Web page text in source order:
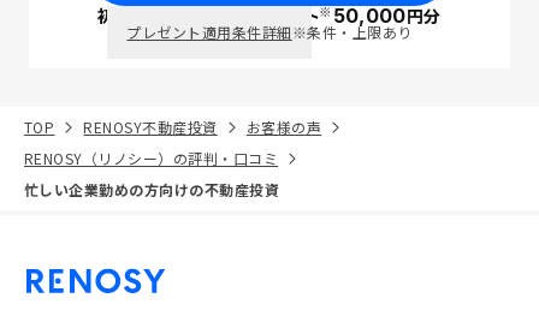
初回面談で ポイント※50,000円分
プレゼント適用条件詳細※条件・上限あり
TOP RENOSY不動産投資
お客様の声
RENOSY（リノシー）の評判・口コミ
忙しい企業勤めの方向けの不動産投資